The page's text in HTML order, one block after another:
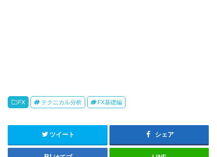
FX テクニカル分析 FX基礎編
ツイート シェア